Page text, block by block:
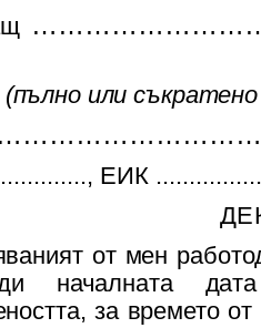
(пълно или
, ЕИК
от мен
началната дата
за времето